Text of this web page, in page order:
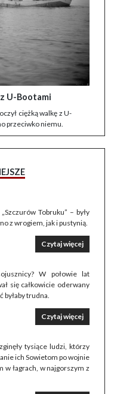
U-Bootami
ciężką walkę z U-
przeciwko niemu.
Tobruku” – były
z wrogiem, jak i pustynią.
Czytaj więcej
W połowie lat
się całkowicie oderwany
trudna.
Czytaj więcej
tysiące ludzi, którzy
ich Sowietom po wojnie
w łagrach, w najgorszym z